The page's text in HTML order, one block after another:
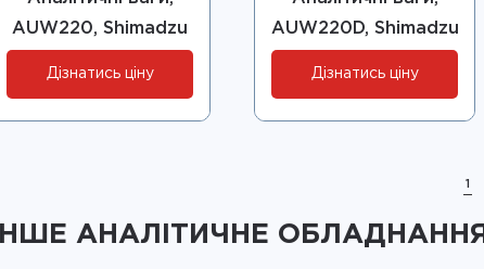
AUW220, Shimadzu
Дізнатись ціну
AUW220D, Shimadzu
Дізнатись ціну
1
ІНШЕ АНАЛІТИЧНЕ ОБЛАДНАННЯ